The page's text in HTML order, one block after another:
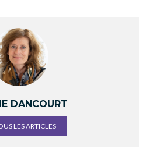
DANCOURT
LES ARTICLES